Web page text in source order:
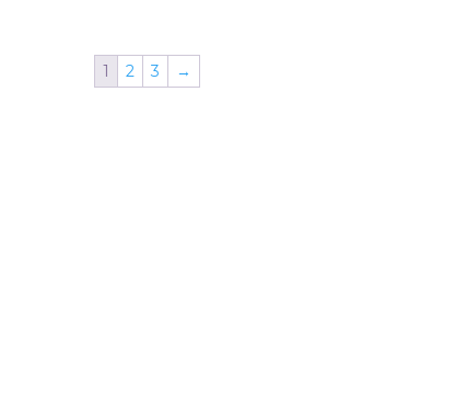
1 2 3 →